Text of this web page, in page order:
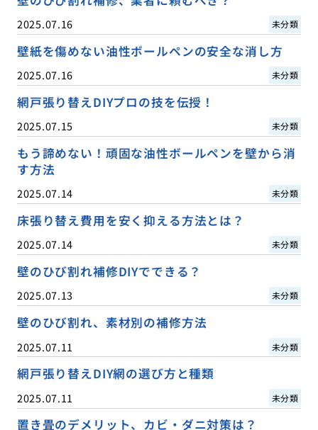
2025.07.16 未分類
壁紙を傷めない油性ボールペンの安全な消し方
2025.07.16 未分類
網戸張り替えDIYプロの技を伝授！
2025.07.15 未分類
もう諦めない！頑固な油性ボールペンを壁から消
す方法
2025.07.14 未分類
床張り替え費用を安く抑える方法とは？
2025.07.14 未分類
壁のひび割れ補修DIYでできる？
2025.07.13 未分類
壁のひび割れ、素材別の補修方法
2025.07.11 未分類
網戸張り替えDIY網の選び方と種類
2025.07.11 未分類
置き畳のデメリット、カビ・ダニ対策は？